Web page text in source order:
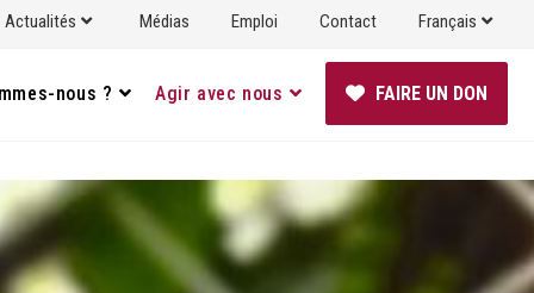
Actualités Médias Emploi Contact Français
nous ? Agir avec nous FAIRE UN DON